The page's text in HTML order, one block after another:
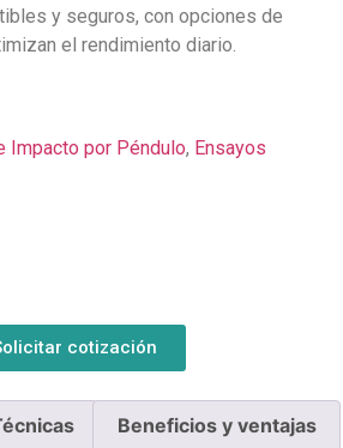
y seguros, con opciones de
el rendimiento diario.
Impacto por Péndulo, Ensayos
cotización
Beneficios y ventajas